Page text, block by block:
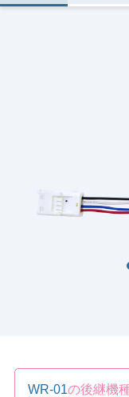
WR-01の後継機